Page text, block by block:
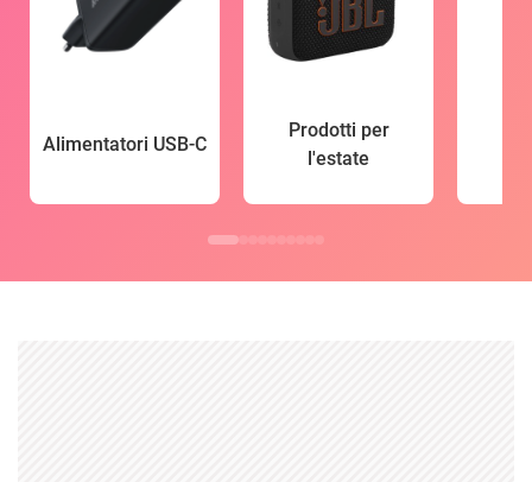
Alimentatori USB-C
Prodotti per
l'estate